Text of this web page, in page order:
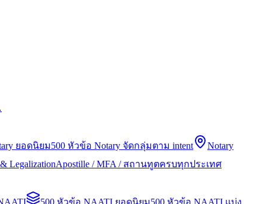
ยอดนิยม500 หัวข้อ Notary จัดกลุ่มตาม intent
Notary
LegalizationApostille / MFA / สถานทูตครบทุกประเทศ
500 หัวข้อ NAATI ยอดนิยม500 หัวข้อ NAATI แบ่ง